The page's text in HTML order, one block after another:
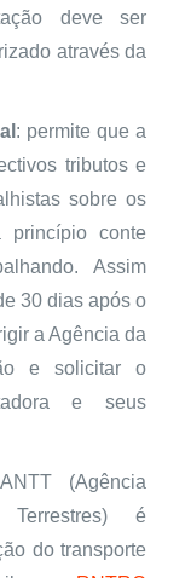
deve ser
através da
: permite que a
tributos e
sobre os
princípio conte
Assim
30 dias após o
a Agência da
e solicitar o
e seus
(Agência
é
do transporte